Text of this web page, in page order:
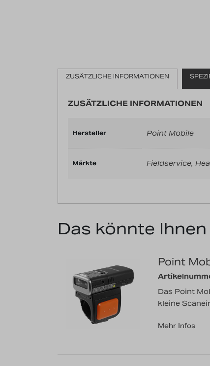
ZUSÄTZLICHE INFORMATIONEN
ZUSÄTZLICHE INFORMATIONEN
Hersteller Point Mobile
Märkte Fieldservice,
Das könnte
Point
Das Point
kleine
Mehr Infos